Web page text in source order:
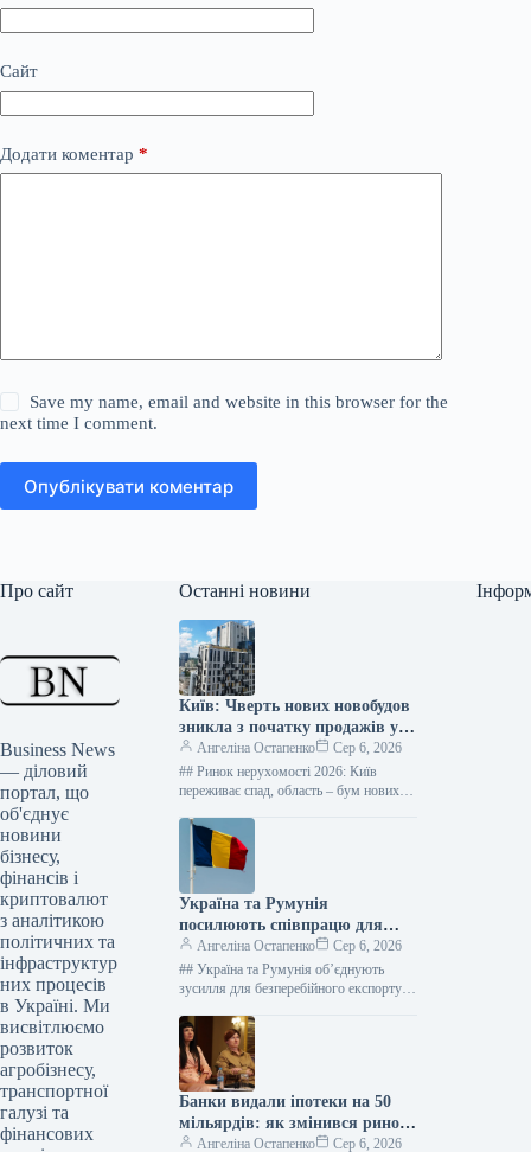
Сайт
Додати коментар *
Save my name, email and website in this browser for the
next time I comment.
Опублікувати коментар
Про сайт
Business News
— діловий
портал, що
об'єднує
новини
бізнесу,
фінансів і
криптовалют
з аналітикою
політичних та
інфраструктур
них процесів
в Україні. Ми
висвітлюємо
розвиток
агробізнесу,
транспортної
галузі та
фінансових
Останні новини
Київ: Чверть нових новобудов
зникла з початку продажів у
2026 році – дані “ЛУН”
Ангеліна Остапенко
Сер 6, 2026
## Ринок нерухомості 2026: Київ
переживає спад, область – бум нових
Гришина Від початку 2026 року…
Україна та Румунія
посилюють співпрацю для
розширення логістики порту
Констанца
Ангеліна Остапенко
Сер 6, 2026
## Україна та Румунія об’єднують
зусилля для безперебійного експорту
стратегічний союзник ### Ключові
кроки для подолання…
Банки видали іпотеки на 50
мільярдів: як змінився ринок
кредитування
Ангеліна Остапенко Сер 6, 2026